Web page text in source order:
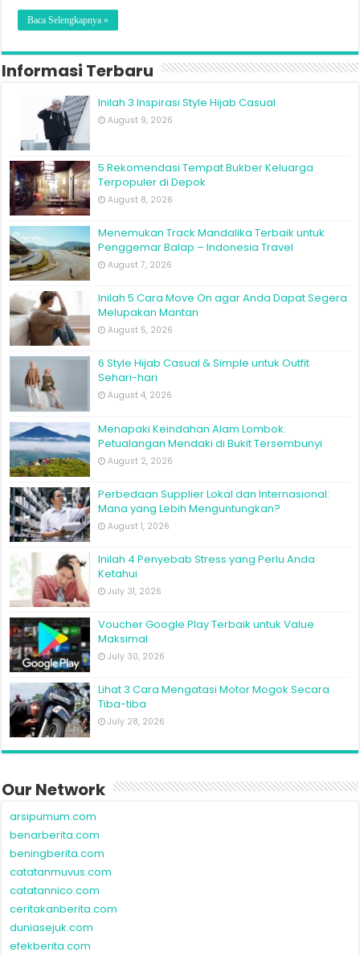
Baca Selengkapnya »
Informasi Terbaru
Inilah 3 Inspirasi Style Hijab Casual
August 9, 2026
5 Rekomendasi Tempat Bukber Keluarga
Terpopuler di Depok
August 8, 2026
Menemukan Track Mandalika Terbaik untuk
Penggemar Balap – Indonesia Travel
August 7, 2026
Inilah 5 Cara Move On agar Anda Dapat Segera
Melupakan Mantan
August 5, 2026
6 Style Hijab Casual & Simple untuk Outfit
Sehari-hari
August 4, 2026
Menapaki Keindahan Alam Lombok:
Petualangan Mendaki di Bukit Tersembunyi
August 2, 2026
Perbedaan Supplier Lokal dan Internasional:
Mana yang Lebih Menguntungkan?
August 1, 2026
Inilah 4 Penyebab Stress yang Perlu Anda
Ketahui
July 31, 2026
Voucher Google Play Terbaik untuk Value
Maksimal
July 30, 2026
Lihat 3 Cara Mengatasi Motor Mogok Secara
Tiba-tiba
July 28, 2026
Our Network
arsipumum.com
benarberita.com
beningberita.com
catatanmuvus.com
catatannico.com
ceritakanberita.com
duniasejuk.com
efekberita.com